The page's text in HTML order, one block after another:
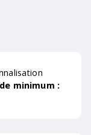
minimum :